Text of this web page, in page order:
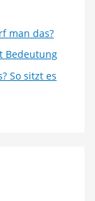
man das?
Bedeutung
So sitzt es